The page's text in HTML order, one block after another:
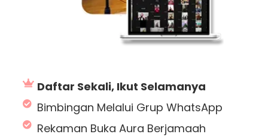
Daftar Sekali, Ikut Selamanya
Bimbingan Melalui Grup WhatsApp
Rekaman Buka Aura Berjamaah